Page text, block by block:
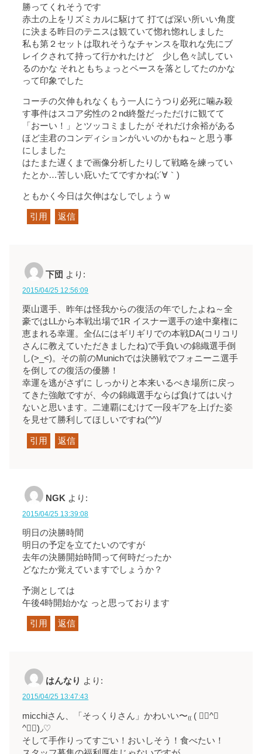
勝ってくれそうです
赤土の上をリズミカルに駆けて 打てば深い所いい角度
に決まる昨日のテニスは観ていて惚れ惚れしました
私も第２セットは取れそうなチャンスを取れな先にブ
レイクされて持って行かれたけど 少し色々試してい
るのかな それともちょっとペースを落としてたのかな
って印象でした
コーチの欠伸もれなくもう一人にうつり必死に噛み殺
す事件はスコア劣性の２nd終盤だっただけに観てて
「おーい！」とツッコミましたが それだけ余裕がある
ほど圭君のコンディションがいいのかもね～と思う事
にしました
はたまた遅くまで画像分析したりして戦略を練ってい
たとか…苦しい庇いたてですかね(;´∀｀)
ともかく今日は欠伸はなしでしょうｗ
引用 返信
下団 より:
2015/04/25 12:56:09
栗山選手、昨年は怪我からの復活の年でしたよね～全
豪ではLLから本戦出場で1R イスナー選手の途中棄権に
恵まれる幸運。全仏にはギリギリでの本戦DA(コリコリ
さんに教えていただきましたね)で手負いの錦織選手倒
し(>_<)。その前のMunichでは決勝戦でフォニーニ選手
を倒しての復活の優勝！
幸運を逃がさずに しっかりと本来いるべき場所に戻っ
てきた強敵ですが、今の錦織選手ならば負けてはいけ
ないと思います。二連覇にむけて一段ギアを上げた姿
を見せて勝利してほしいですね(^^)/
引用 返信
NGK より:
2015/04/25 13:39:08
明日の決勝時間
明日の予定を立てたいのですが
去年の決勝開始時間って何時だったか
どなたか覚えていますでしょうか？
予測としては
午後4時開始かな っと思っております
引用 返信
はんなり より:
2015/04/25 13:47:43
micchiさん、「そっくりさん」かわいい〜₍₍ ( ๑॔^◡
^๑॓)◞♡
そして手作りってすごい！おいしそう！食べたい！